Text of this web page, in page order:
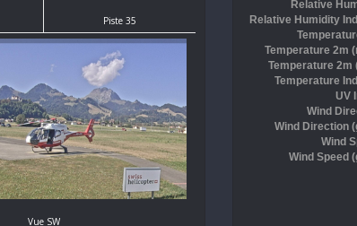
Piste 35
Vue SW